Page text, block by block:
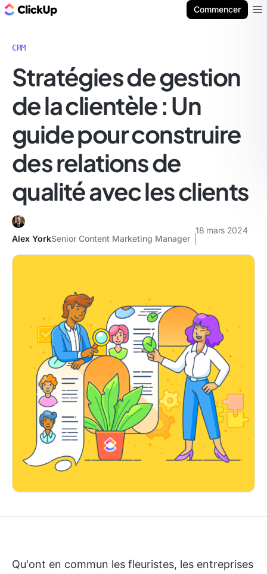
Commencer
CRM
Stratégies de gestion
de la clientèle : Un
guide pour construire
des relations de
qualité avec les clients
Alex YorkSenior Content Marketing Manager
18 mars 2024
Qu'ont en commun les fleuristes, les entreprises